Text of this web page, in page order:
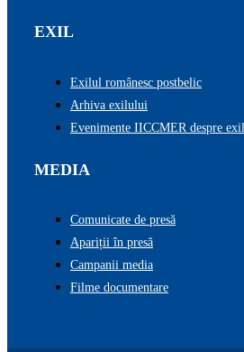
EXIL
Exilul românesc postbelic
Arhiva exilului
Evenimente IICCMER despre exil
MEDIA
Comunicate de presă
Apariții în presă
Campanii media
Filme documentare